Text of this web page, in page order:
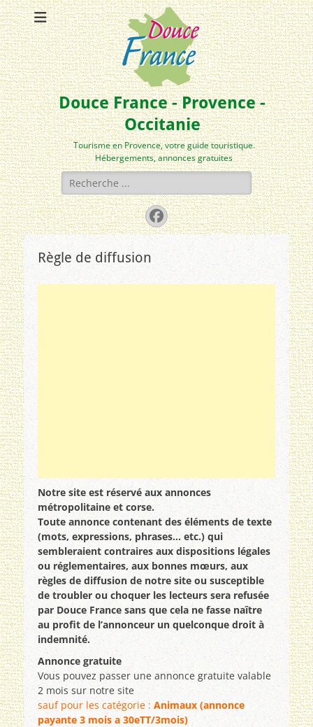
Douce France - Provence -
Occitanie
Tourisme en Provence, votre guide touristique.
Hébergements, annonces gratuites
Rechercher :
Facebook
Règle de diffusion
Notre site est réservé aux annonces
métropolitaine et corse.
Toute annonce contenant des éléments de texte
(mots, expressions, phrases… etc.) qui
sembleraient contraires aux dispositions légales
ou réglementaires, aux bonnes mœurs, aux
règles de diffusion de notre site ou susceptible
de troubler ou choquer les lecteurs sera refusée
par Douce France sans que cela ne fasse naître
au profit de l’annonceur un quelconque droit à
indemnité.
Annonce gratuite
Vous pouvez passer une annonce gratuite valable
2 mois sur notre site
sauf pour les catégorie : Animaux (annonce
payante 3 mois a 30eTT/3mois)